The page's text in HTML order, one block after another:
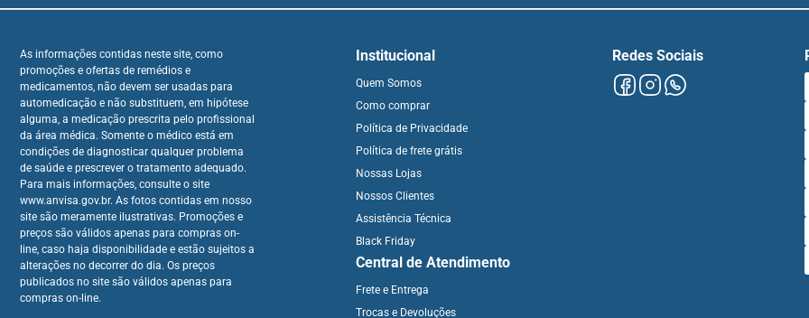
As informações contidas neste site, como
promoções e ofertas de remédios e
medicamentos, não devem ser usadas para
automedicação e não substituem, em hipótese
alguma, a medicação prescrita pelo profissional
da área médica. Somente o médico está em
condições de diagnosticar qualquer problema
de saúde e prescrever o tratamento adequado.
Para mais informações, consulte o site
www.anvisa.gov.br. As fotos contidas em nosso
site são meramente ilustrativas. Promoções e
preços são válidos apenas para compras on-
line, caso haja disponibilidade e estão sujeitos a
alterações no decorrer do dia. Os preços
publicados no site são válidos apenas para
compras on-line.
Institucional
Quem Somos
Como comprar
Política de Privacidade
Política de frete grátis
Nossas Lojas
Nossos Clientes
Assistência Técnica
Black Friday
Central de Atendimento
Frete e Entrega
Trocas e Devoluções
Redes Sociais